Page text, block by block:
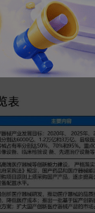
展影像设备、全
与材料等领域产
康中国2030”规